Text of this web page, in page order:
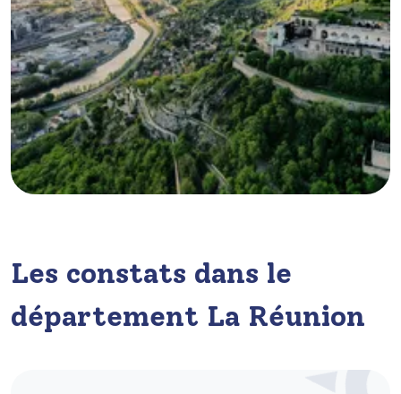
Les constats dans le
département La Réunion